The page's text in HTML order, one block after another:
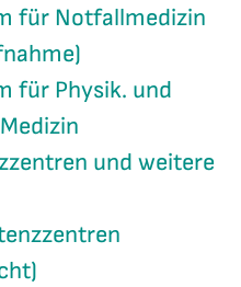
für Notfallmedizin
für Physik. und
und weitere